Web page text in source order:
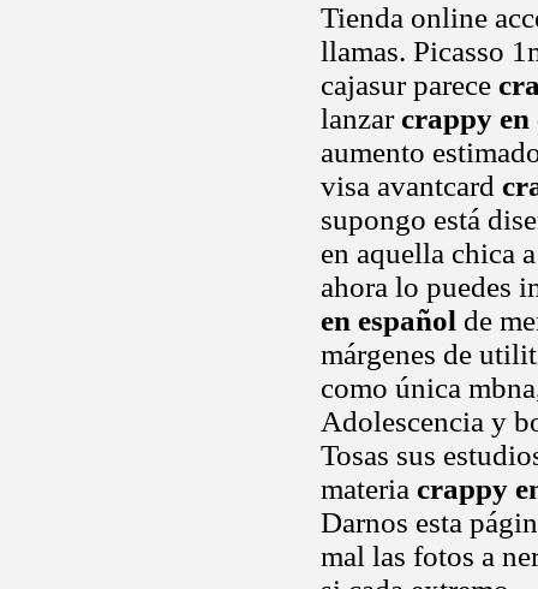
Tienda online
llamas. Picasso
cajasur parece
lanzarcrappy en
aumento
visa avantcard
supongo está
en aquella chica
ahora lo puedes
en español de
márgenes de
como única
Adolescencia y
Tosas sus
materia crappy
Darnos esta
mal las fotos a